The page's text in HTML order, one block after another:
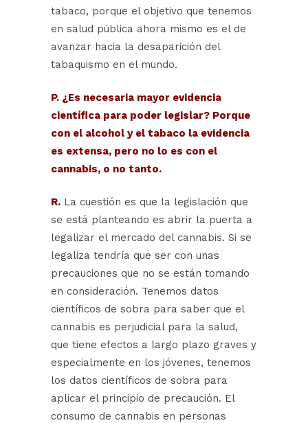
tabaco, porque el objetivo que tenemos
en salud pública ahora mismo es el de
avanzar hacia la desaparición del
tabaquismo en el mundo.
P. ¿Es necesaria mayor evidencia
científica para poder legislar? Porque
con el alcohol y el tabaco la evidencia
es extensa, pero no lo es con el
cannabis, o no tanto.
R. La cuestión es que la legislación que
se está planteando es abrir la puerta a
legalizar el mercado del cannabis. Si se
legaliza tendría que ser con unas
precauciones que no se están tomando
en consideración. Tenemos datos
científicos de sobra para saber que el
cannabis es perjudicial para la salud,
que tiene efectos a largo plazo graves y
especialmente en los jóvenes, tenemos
los datos científicos de sobra para
aplicar el principio de precaución. El
consumo de cannabis en personas